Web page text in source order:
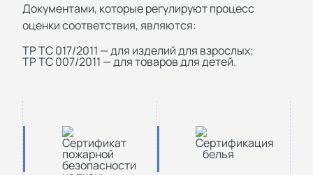
Документами, которые регулируют процесс
оценки соответствия, являются:
ТР ТС 017/2011 — для изделий для взрослых;
ТР ТС 007/2011 — для товаров для детей.